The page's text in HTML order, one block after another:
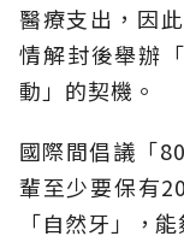
醫療支出，因
情解封後舉辦
動」的契機。
國際間倡議「
輩至少要保有
「自然牙」，